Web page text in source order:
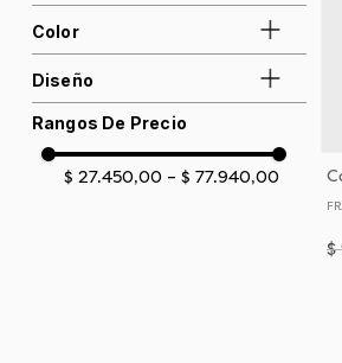
FREEDOM
Color
Diseño
Unicolor
Rangos De Precio
$ 27.450,00 – $ 77.940,00
$